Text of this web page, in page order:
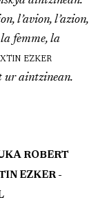
l’avion, l’azion,
femme, la
ezker
ur aintzinean.
ROBERT
EZKER -